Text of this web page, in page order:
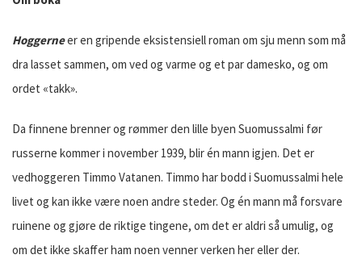
Hoggerneer en gripende eksistensiell roman om sju menn som må
dra lasset sammen, om ved og varme og et par damesko, og om
ordet «takk».
Da finnene brenner og rømmer den lille byen Suomussalmi før
russerne kommer i november 1939, blir én mann igjen. Det er
vedhoggeren Timmo Vatanen. Timmo har bodd i Suomussalmi hele
livet og kan ikke være noen andre steder. Og én mann må forsvare
ruinene og gjøre de riktige tingene, om det er aldri så umulig, og
om det ikke skaffer ham noen venner verken her eller der.